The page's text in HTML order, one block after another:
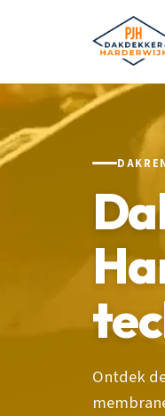
Ontdek